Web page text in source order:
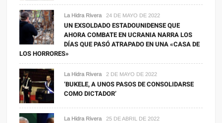
La Hidra Rivera 24 DE MAYO DE 2022
UN EXSOLDADO ESTADOUNIDENSE QUE
AHORA COMBATE EN UCRANIA NARRA LOS
DÍAS QUE PASÓ ATRAPADO EN UNA «CASA DE
LOS HORRORES»
La Hidra Rivera 2 DE MAYO DE 2022
‘BUKELE, A UNOS PASOS DE CONSOLIDARSE
COMO DICTADOR’
La Hidra Rivera 25 DE ABRIL DE 2022